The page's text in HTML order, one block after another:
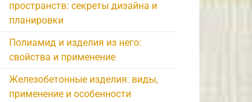
пространств: секреты дизайна и
планировки
Полиамид и изделия из него:
свойства и применение
Железобетонные изделия: виды,
применение и особенности